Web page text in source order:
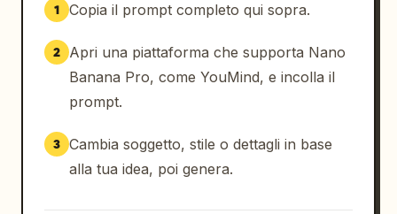
1 Copia il prompt completo qui sopra.
2
Apri una piattaforma che supporta Nano
Banana Pro, come YouMind, e incolla il
prompt.
3 Cambia soggetto, stile o dettagli in base
alla tua idea, poi genera.